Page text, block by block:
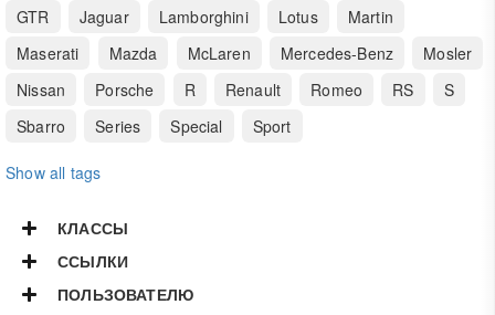
GTR
Jaguar Lamborghini Lotus
Martin
Maserati
Mazda McLaren Mercedes-Benz
Mosler
Nissan
Porsche R Renault Romeo RS
S
Sbarro
Series Special Sport
Show all tags
КЛАССЫ
ССЫЛКИ
ПОЛЬЗОВАТЕЛЮ